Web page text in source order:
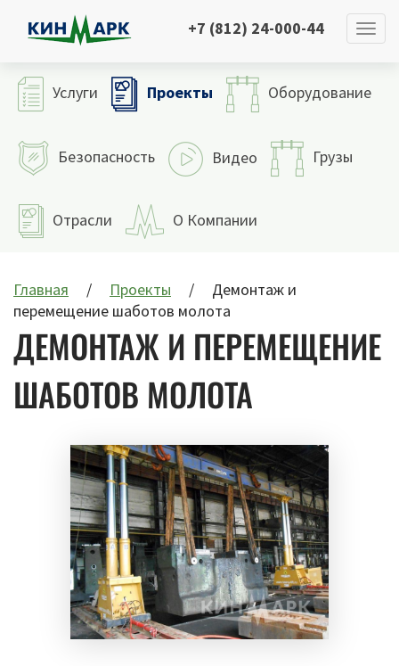
+7 (812) 24-000-44
Услуги Проекты Оборудование
Безопасность Видео Грузы
Отрасли О Компании
Главная Проекты
Демонтаж и
перемещение шаботов молота
ДЕМОНТАЖ И ПЕРЕМЕЩЕНИЕ
ШАБОТОВ МОЛОТА